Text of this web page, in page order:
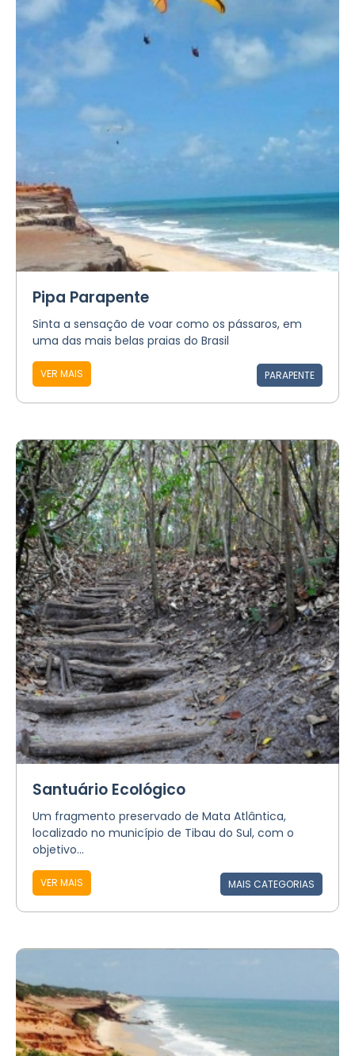
Pipa Parapente
Sinta a sensação de voar como os pássaros, em
uma das mais belas praias do Brasil
VER MAIS PARAPENTE
Santuário Ecológico
Um fragmento preservado de Mata Atlântica,
localizado no município de Tibau do Sul, com o
objetivo...
VER MAIS MAIS CATEGORIAS